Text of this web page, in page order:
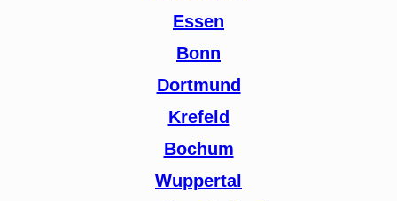
Essen
Bonn
Dortmund
Krefeld
Bochum
Wuppertal